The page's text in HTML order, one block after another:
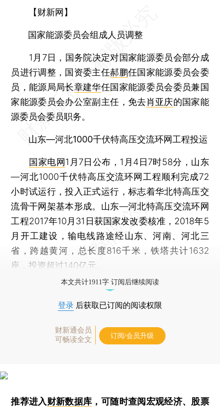
【财新网】
国家能源委员会组成人员调整
1月7日，国务院决定对国家能源委员会部分成
员进行调整，国资委主任郝鹏任国家能源委员会委
员，能源局局长章建华任国家能源委员会委员兼国
家能源委员会办公室副主任，免去肖亚庆的国家能
源委员会委员职务。
山东—河北1000千伏特高压交流环网工程投运
国家电网1月7日公布，1月4日7时58分，山东
—河北1000千伏特高压交流环网工程顺利完成72
小时试运行，投入正式运行，标志着华北特高压交
流骨干网架基本形成。山东—河北特高压交流环网
工程2017年10月31日获国家发改委核准，2018年5
月开工建设，输电线路途经山东、河南、河北三
省，跨越黄河，总长度816千米，铁塔共计1632
座，投资超过140亿元。
本文共计1911字 订阅后继续阅读
登录 后获取已订阅的阅读权限
财新通会员
可畅读全文
订阅/会员升级
推荐进入财新数据库 ，可随时查阅宏观经济、股票